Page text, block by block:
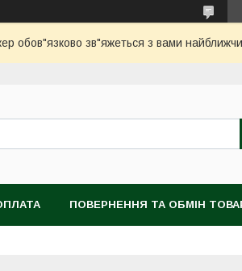
обов"язково зв"яжеться з вами
ПОВЕРНЕННЯ ТА ОБМІН